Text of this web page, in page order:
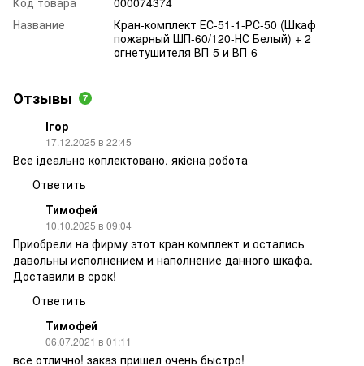
Название
Кран-комплект ЕС-51-1-РС-50 (Шкаф
пожарный ШП-60/120-НС Белый) + 2
огнетушителя ВП-5 и ВП-6
Отзывы 7
Ігор
17.12.2025 в 22:45
Все ідеально коплектовано, якісна робота
Ответить
Тимофей
10.10.2025 в 09:04
Приобрели на фирму этот кран комплект и остались
давольны исполнением и наполнение данного шкафа.
Доставили в срок!
Ответить
Тимофей
06.07.2021 в 01:11
все отлично! заказ пришел очень быстро!